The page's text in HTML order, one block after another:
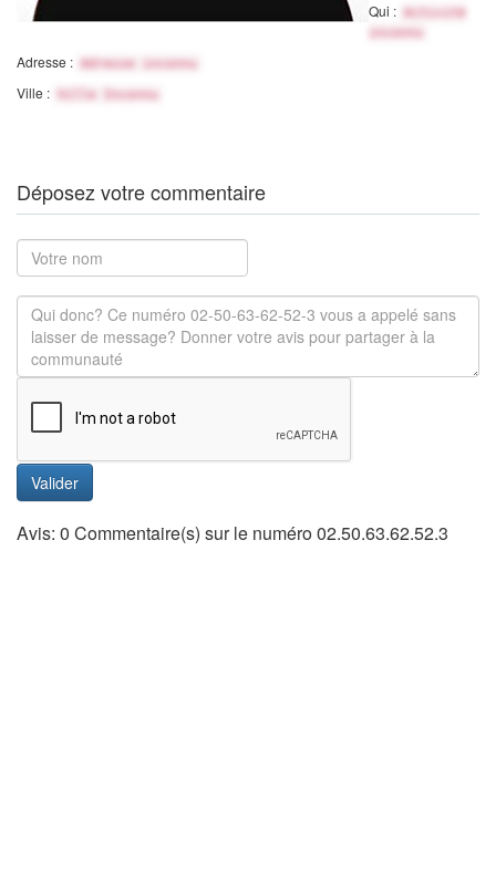
Qui :
Activité
inconnu
Adresse : Adresse inconnu
Ville : Ville Inconnu
Déposez votre commentaire
Valider
Avis: 0 Commentaire(s) sur le numéro 02.50.63.62.52.3